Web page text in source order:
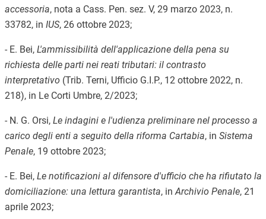
accessoria, nota a Cass. Pen. sez. V, 29 marzo 2023, n.
33782, in IUS, 26 ottobre 2023;
- E. Bei, L'ammissibilità dell'applicazione della pena su
richiesta delle parti nei reati tributari: il contrasto
interpretativo (Trib. Terni, Ufficio G.I.P., 12 ottobre 2022, n.
218), in Le Corti Umbre, 2/2023;
- N. G. Orsi, Le indagini e l'udienza preliminare nel processo a
carico degli enti a seguito della riforma Cartabia, in Sistema
Penale, 19 ottobre 2023;
- E. Bei, Le notificazioni al difensore d'ufficio che ha rifiutato la
domiciliazione: una lettura garantista, in Archivio Penale, 21
aprile 2023;